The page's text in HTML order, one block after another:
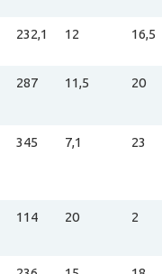
232,1 12 16,5
287 11,5 20
345 7,1 23
114 20 2